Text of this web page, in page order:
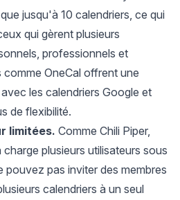
jusqu'à 10 calendriers, ce qui
qui gèrent plusieurs
professionnels et
OneCal offrent une
les calendriers Google et
de flexibilité.
limitées. Comme Chili Piper,
plusieurs utilisateurs sous
pouvez pas inviter des membres
calendriers à un seul